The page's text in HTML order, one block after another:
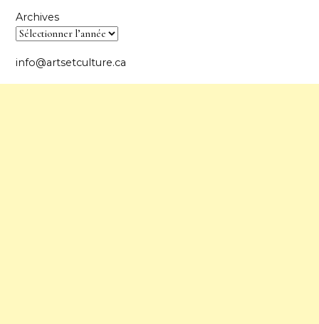
Archives
info@artsetculture.ca